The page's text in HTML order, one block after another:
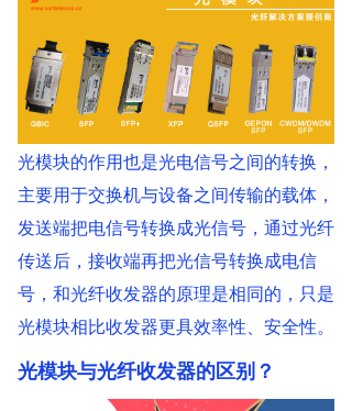
光模块的作用也是光电信号之间的转换，
主要用于交换机与设备之间传输的载体，
发送端把电信号转换成光信号，通过光纤
传送后，接收端再把光信号转换成电信
号，和光纤收发器的原理是相同的，只是
光模块相比收发器更具效率性、安全性。
光模块与光纤收发器的区别？